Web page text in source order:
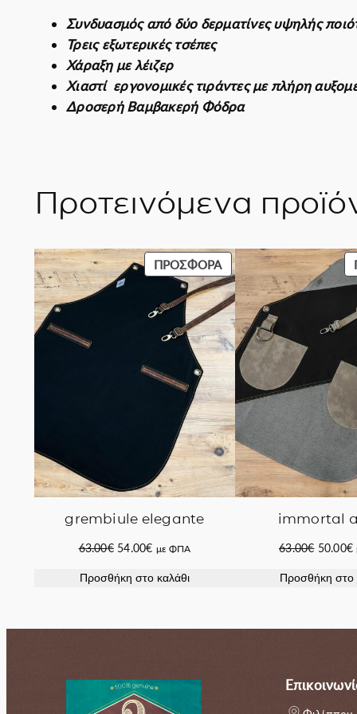
Συνδυασμός από δύο δερματίνες υψηλής
Τρεις εξωτερικές τσέπες
Χάραξη με λέιζερ
Χιαστί εργονομικές τιράντες με πλήρη
Δροσερή Βαμβακερή Φόδρα
Προτεινόμενα
ΠΡΟΣΦΟΡΆΠΡΟΪΌΝ
ΣΕ
ΠΡΟΣΦΟΡΆ
grembiule elegante
63.00€ Original
was:
54.00€Η
τιμή
με ΦΠΑ
Προσθήκη στο καλάθι
immortal
63.00€ Original
was:
50.00€
Προσθήκη στο